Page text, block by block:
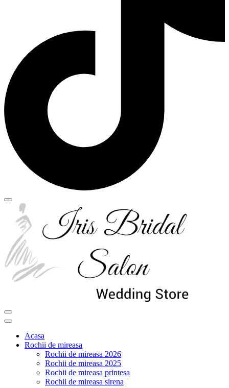
Acasa
Rochii de mireasa
Rochii de mireasa 2026
Rochii de mireasa 2025
Rochii de mireasa printesa
Rochii de mireasa sirena